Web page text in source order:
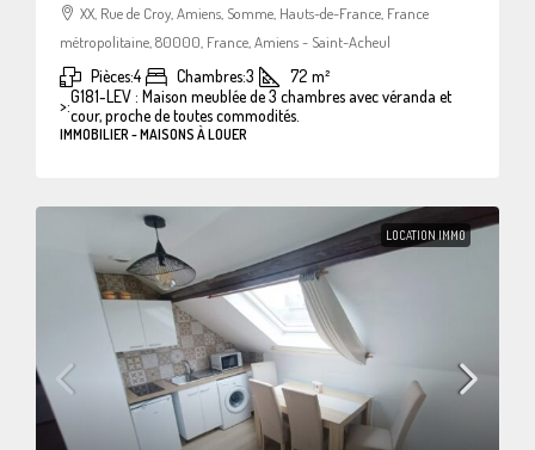
XX, Rue de Croy, Amiens, Somme, Hauts-de-France, France
métropolitaine, 80000, France, Amiens - Saint-Acheul
Pièces:4 Chambres:3 72 m²
>:G181-LEV : Maison meublée de 3 chambres avec véranda et
cour, proche de toutes commodités.
IMMOBILIER - MAISONS À LOUER
LOCATION IMMO